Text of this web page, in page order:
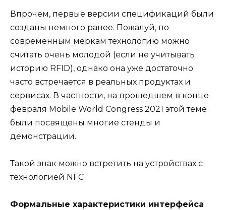
Впрочем, первые версии спецификаций были
созданы немного ранее. Пожалуй, по
современным меркам технологию можно
считать очень молодой (если не учитывать
историю RFID), однако она уже достаточно
часто встречается в реальных продуктах и
сервисах. В частности, на прошедшем в конце
февраля Mobile World Congress 2021 этой теме
были посвящены многие стенды и
демонстрации.
Такой знак можно встретить на устройствах с
технологией NFC
Формальные характеристики интерфейса